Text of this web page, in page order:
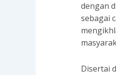
dengan
sebagai
Disertai